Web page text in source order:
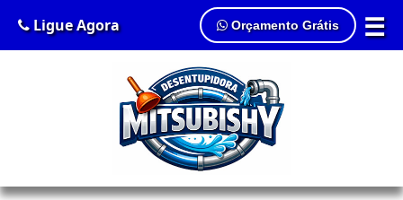
☰
Ligue Agora Orçamento Grátis